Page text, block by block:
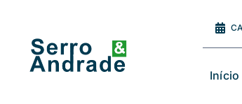
conteúdo
Início